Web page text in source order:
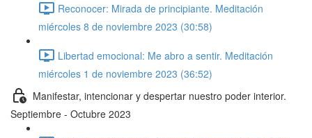
Reconocer: Mirada de principiante. Meditación
miércoles 8 de noviembre 2023 (30:58)
Libertad emocional: Me abro a sentir. Meditación
miércoles 1 de noviembre 2023 (36:52)
Manifestar, intencionar y despertar nuestro poder interior.
Septiembre - Octubre 2023